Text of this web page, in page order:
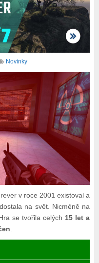
Novinky
v roce 2001 existoval a
na svět. Nicméně na
se tvořila celých 15 let a